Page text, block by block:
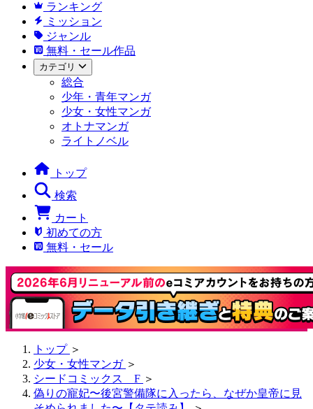
ランキング
ミッション
ジャンル
無料・セール作品
カテゴリ
総合
少年・青年マンガ
少女・女性マンガ
オトナマンガ
ライトノベル
トップ
検索
カート
初めての方
無料・セール
トップ ＞
少女・女性マンガ ＞
シードコミックス F ＞
偽りの寵妃〜後宮警備隊に入ったら、なぜか皇帝に見